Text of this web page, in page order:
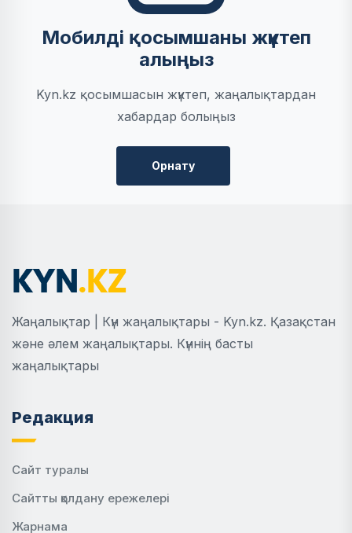
Мобилді қосымшаны жүктеп
алыңыз
Kyn.kz қосымшасын жүктеп, жаңалықтардан
хабардар болыңыз
Орнату
Жаңалықтар | Күн жаңалықтары - Kyn.kz. Қазақстан
және әлем жаңалықтары. Күннің басты
жаңалықтары
Редакция
Сайт туралы
Сайтты қолдану ережелері
Жарнама